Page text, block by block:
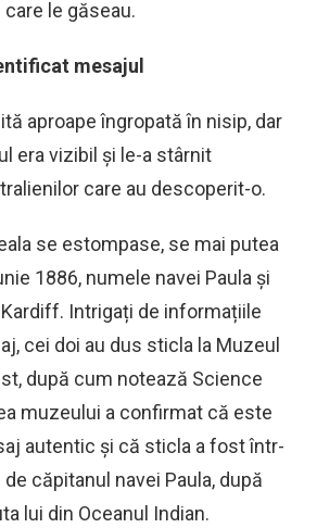
le găseau.
mesajul
aproape îngropată în nisip, dar
era vizibil și le-a stârnit
care au descoperit-o.
se estompase, se mai putea
1886, numele navei Paula și
Intrigați de informațiile
cei doi au dus sticla la Muzeul
după cum notează Science
muzeului a confirmat că este
autentic și că sticla a fost într-
căpitanul navei Paula, după
lui din Oceanul Indian.